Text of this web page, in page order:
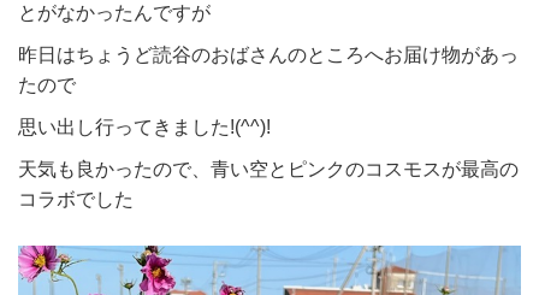
とがなかったんですが
昨日はちょうど読谷のおばさんのところへお届け物があっ
たので
思い出し行ってきました!(^^)!
天気も良かったので、青い空とピンクのコスモスが最高の
コラボでした